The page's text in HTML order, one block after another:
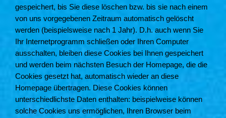
gespeichert, bis Sie diese löschen bzw. bis sie nach einem
von uns vorgegebenen Zeitraum automatisch gelöscht
werden (beispielsweise nach 1 Jahr). D.h. auch wenn Sie
Ihr Internetprogramm schließen oder Ihren Computer
ausschalten, bleiben diese Cookies bei Ihnen gespeichert
und werden beim nächsten Besuch der Homepage, die die
Cookies gesetzt hat, automatisch wieder an diese
Homepage übertragen. Diese Cookies können
unterschiedlichste Daten enthalten: beispielweise können
solche Cookies uns ermöglichen, Ihren Browser beim